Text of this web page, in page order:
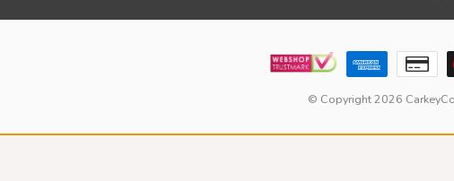
© Copyright 2026